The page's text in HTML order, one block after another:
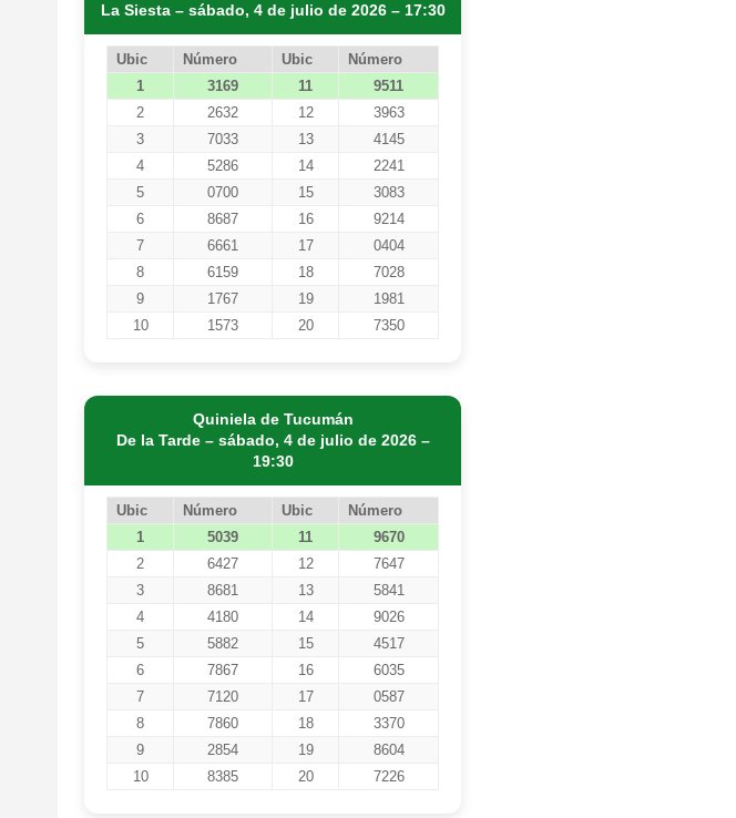
La Siesta – sábado, 4 de julio de 2026 – 17:30
Ubic Número Ubic
Número
1
3169 11
9511
2
2632 12
3963
3
7033 13
4145
4
5286 14
2241
5
0700 15
3083
6
8687 16
9214
7
6661 17
0404
8
6159 18
7028
9
1767 19
1981
10
1573 20 7350
Quiniela de Tucumán
De la Tarde – sábado, 4 de julio de 2026 –
19:30
Ubic Número Ubic
Número
1
5039 11
9670
2
6427 12
7647
3
8681 13
5841
4
4180 14
9026
5
5882 15
4517
6
7867 16
6035
7
7120 17
0587
8
7860 18
3370
9
2854 19
8604
10
8385 20 7226